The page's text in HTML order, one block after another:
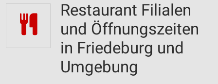
Restaurant Filialen
und Öffnungszeiten
in Friedeburg und
Umgebung